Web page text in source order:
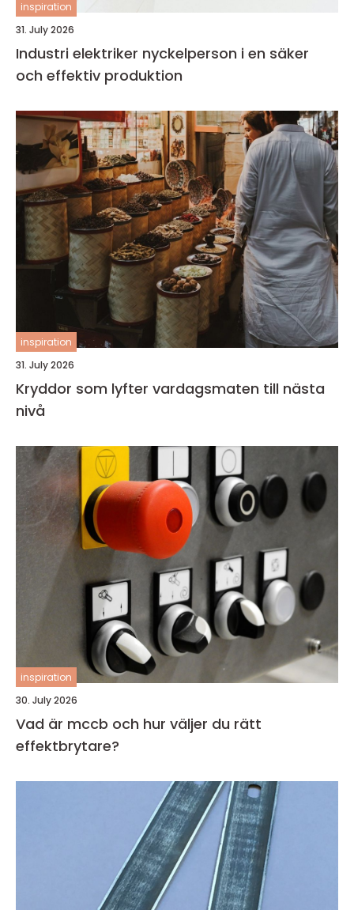
inspiration
31. July 2026
Industri elektriker nyckelperson i en säker
och effektiv produktion
inspiration
31. July 2026
Kryddor som lyfter vardagsmaten till nästa
nivå
inspiration
30. July 2026
Vad är mccb och hur väljer du rätt
effektbrytare?